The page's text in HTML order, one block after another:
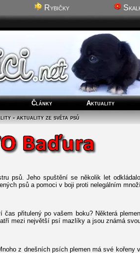
Rybičky
Články Aktuality
- aktuality ze světa psů
psů. Jeho spuštění se několik let
psů a pomoci v boji proti nelegálním
přitulený po vašem boku? Některá
mezi největší psí mazlíky a jsou známá
z dnešních psích plemen má své kořeny